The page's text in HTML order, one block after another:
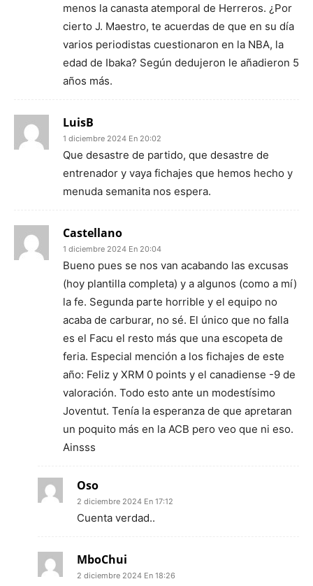
menos la canasta atemporal de Herreros. ¿Por
cierto J. Maestro, te acuerdas de que en su día
varios periodistas cuestionaron en la NBA, la
edad de Ibaka? Según dedujeron le añadieron 5
años más.
LuisB
1 diciembre 2024 En 20:02
Que desastre de partido, que desastre de
entrenador y vaya fichajes que hemos hecho y
menuda semanita nos espera.
Castellano
1 diciembre 2024 En 20:04
Bueno pues se nos van acabando las excusas
(hoy plantilla completa) y a algunos (como a mí)
la fe. Segunda parte horrible y el equipo no
acaba de carburar, no sé. El único que no falla
es el Facu el resto más que una escopeta de
feria. Especial mención a los fichajes de este
año: Feliz y XRM 0 points y el canadiense -9 de
valoración. Todo esto ante un modestísimo
Joventut. Tenía la esperanza de que apretaran
un poquito más en la ACB pero veo que ni eso.
Ainsss
Oso
2 diciembre 2024 En 17:12
Cuenta verdad..
MboChui
2 diciembre 2024 En 18:26